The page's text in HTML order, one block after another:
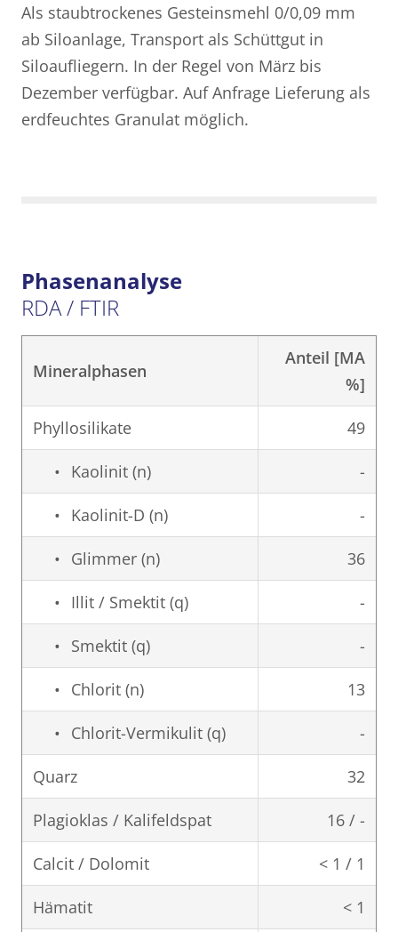
Als staubtrockenes Gesteinsmehl 0/0,09 mm
ab Siloanlage, Transport als Schüttgut in
Siloaufliegern. In der Regel von März bis
Dezember verfügbar. Auf Anfrage Lieferung als
erdfeuchtes Granulat möglich.
Phasenanalyse
RDA / FTIR
Mineralphasen
Anteil [MA
%]
Phyllosilikate 49
Kaolinit (n) -
Kaolinit-D (n) -
Glimmer (n) 36
Illit / Smektit (q) -
Smektit (q) -
Chlorit (n) 13
Chlorit-Vermikulit (q) -
Quarz 32
Plagioklas / Kalifeldspat 16 / -
Calcit / Dolomit < 1 / 1
Hämatit < 1